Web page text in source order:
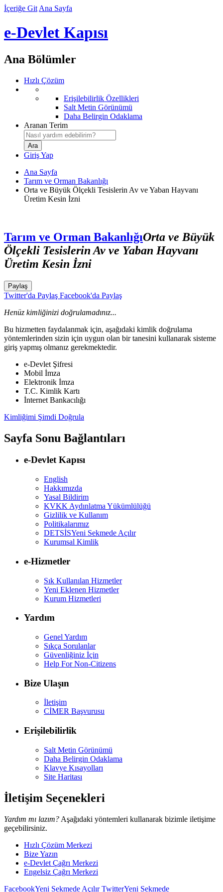
İçeriğe Git Ana Sayfa
e-Devlet Kapısı
Ana Bölümler
Hızlı Çözüm
Erişilebilirlik Özellikleri
Salt Metin Görünümü
Daha Belirgin Odaklama
Aranan Terim
Giriş Yap
Ana Sayfa
Tarım ve Orman Bakanlığı
Orta ve Büyük Ölçekli Tesislerin Av ve Yaban Hayvanı
Üretim Kesin İzni
Tarım ve Orman BakanlığıOrta ve Büyük
Ölçekli Tesislerin Av ve Yaban Hayvanı
Üretim Kesin İzni
Paylaş
Twitter'da Paylaş Facebook'da Paylaş
Henüz kimliğinizi doğrulamadınız...
Bu hizmetten faydalanmak için, aşağıdaki kimlik doğrulama
yöntemlerinden sizin için uygun olan bir tanesini kullanarak sisteme
giriş yapmış olmanız gerekmektedir.
e-Devlet Şifresi
Mobil İmza
Elektronik İmza
T.C. Kimlik Kartı
İnternet Bankacılığı
Kimliğimi Şimdi Doğrula
Sayfa Sonu Bağlantıları
e-Devlet Kapısı
English
Hakkımızda
Yasal Bildirim
KVKK Aydınlatma Yükümlülüğü
Gizlilik ve Kullanım
Politikalarımız
DETSİSYeni Sekmede Açılır
Kurumsal Kimlik
e-Hizmetler
Sık Kullanılan Hizmetler
Yeni Eklenen Hizmetler
Kurum Hizmetleri
Yardım
Genel Yardım
Sıkça Sorulanlar
Güvenliğiniz İçin
Help For Non-Citizens
Bize Ulaşın
İletişim
CİMER Başvurusu
Erişilebilirlik
Salt Metin Görünümü
Daha Belirgin Odaklama
Klavye Kısayolları
Site Haritası
İletişim Seçenekleri
Yardım mı lazım? Aşağıdaki yöntemleri kullanarak bizimle iletişime
geçebilirsiniz.
Hızlı Çözüm Merkezi
Bize Yazın
e-Devlet Çağrı Merkezi
Engelsiz Çağrı Merkezi
FacebookYeni Sekmede AçılırTwitterYeni Sekmede